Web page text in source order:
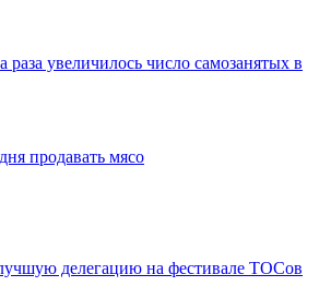
раза увеличилось число самозанятых в
продавать мясо
делегацию на фестивале ТОСов